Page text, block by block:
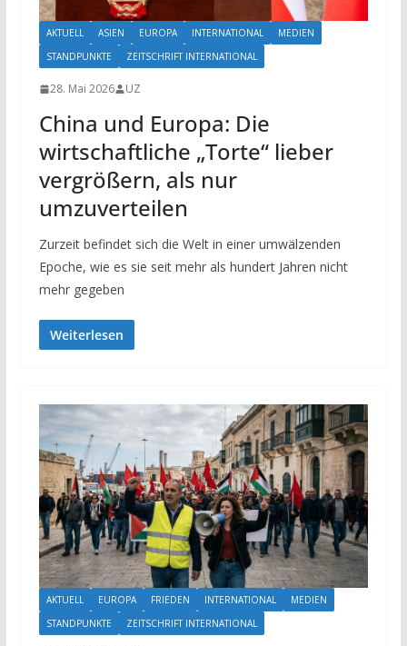
AKTUELL ASIEN EUROPA INTERNATIONAL
MEDIEN
STANDPUNKTE
ZEITSCHRIFT INTERNATIONAL
28. Mai 2026 UZ
China und Europa: Die
wirtschaftliche „Torte“ lieber
vergrößern, als nur
umzuverteilen
Zurzeit befindet sich die Welt in einer umwälzenden
Epoche, wie es sie seit mehr als hundert Jahren nicht
mehr gegeben
Weiterlesen
AKTUELL EUROPA FRIEDEN INTERNATIONAL
MEDIEN
STANDPUNKTE
ZEITSCHRIFT INTERNATIONAL